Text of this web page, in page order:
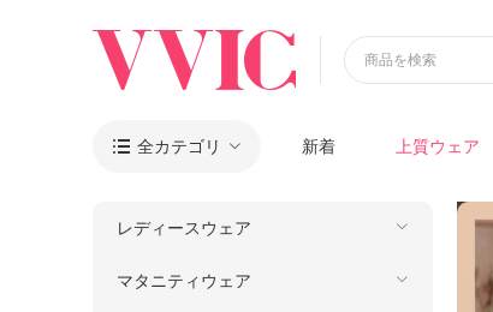
商品を検索
 全カテゴリ 新着 上質ウェア
レディースウェア
マタニティウェア